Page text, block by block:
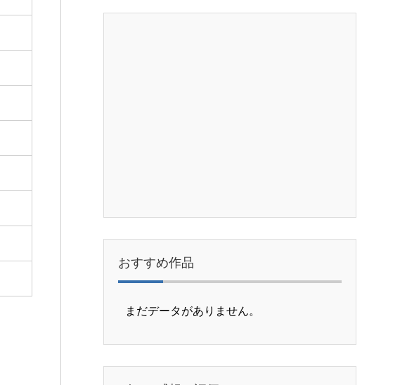
おすすめ作品
まだデータがありません。